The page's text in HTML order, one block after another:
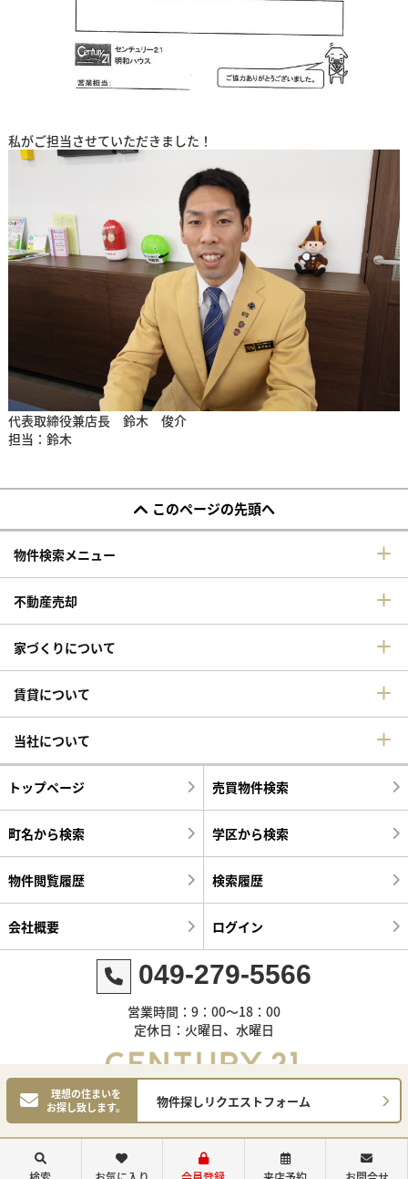
理想の住まいを
お探し致します。
物件探しリクエストフォーム
私がご担当させていただきました！
代表取締役兼店長 鈴木 俊介
担当：鈴木
このページの先頭へ
物件検索メニュー
不動産売却
家づくりについて
賃貸について
当社について
トップページ 売買物件検索
町名から検索 学区から検索
物件閲覧履歴 検索履歴
会社概要 ログイン
049-279-5566
営業時間：9：00～18：00
定休日：火曜日、水曜日
©センチュリー21明和ハウス